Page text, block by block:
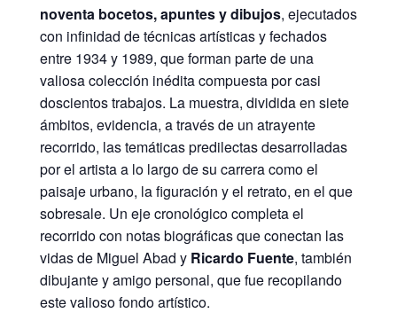
noventa bocetos, apuntes y dibujos, ejecutados
con infinidad de técnicas artísticas y fechados
entre 1934 y 1989, que forman parte de una
valiosa colección inédita compuesta por casi
doscientos trabajos. La muestra, dividida en siete
ámbitos, evidencia, a través de un atrayente
recorrido, las temáticas predilectas desarrolladas
por el artista a lo largo de su carrera como el
paisaje urbano, la figuración y el retrato, en el que
sobresale. Un eje cronológico completa el
recorrido con notas biográficas que conectan las
vidas de Miguel Abad y Ricardo Fuente, también
dibujante y amigo personal, que fue recopilando
este valioso fondo artístico.